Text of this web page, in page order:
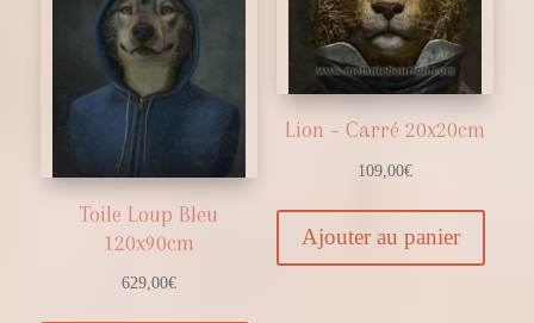
Toile Loup Bleu
120x90cm
629,00€
Lion – Carré 20x20cm
109,00€
Ajouter au panier